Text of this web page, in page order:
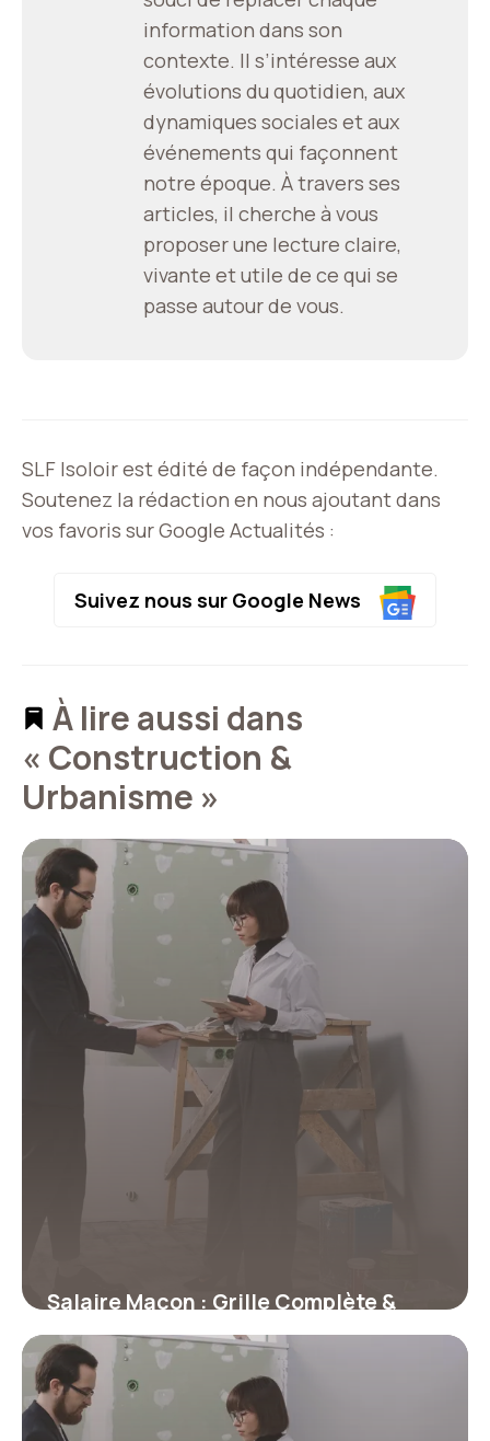
information dans son
contexte. Il s’intéresse aux
évolutions du quotidien, aux
dynamiques sociales et aux
événements qui façonnent
notre époque. À travers ses
articles, il cherche à vous
proposer une lecture claire,
vivante et utile de ce qui se
passe autour de vous.
SLF Isoloir est édité de façon indépendante.
Soutenez la rédaction en nous ajoutant dans
vos favoris sur Google Actualités :
Suivez nous sur Google News
À lire aussi dans
« Construction &
Urbanisme »
Salaire Maçon : Grille Complète &
Primes 2026
20 juillet 2026